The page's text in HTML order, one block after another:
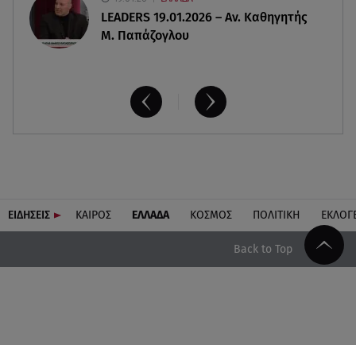
LEADERS 19.01.2026 – Αν. Καθηγητής
Μ. Παπάζογλου
ΕΙΔΗΣΕΙΣ ΚΑΙΡΟΣ ΕΛΛΑΔΑ ΚΟΣΜΟΣ ΠΟΛΙΤΙΚΗ
Back to Top